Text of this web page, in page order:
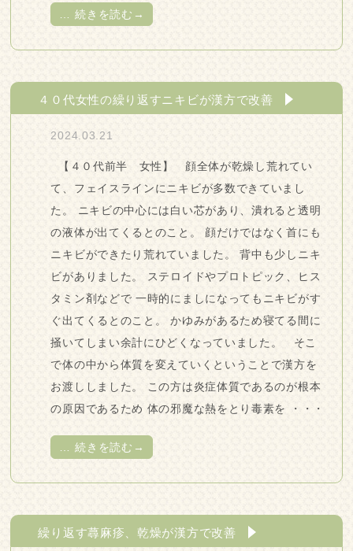
… 続きを読む→
４０代女性の繰り返すニキビが漢方で改善
2024.03.21
【４０代前半 女性】 顔全体が乾燥し荒れてい
て、フェイスラインにニキビが多数できていまし
た。 ニキビの中心には白い芯があり、潰れると透明
の液体が出てくるとのこと。 顔だけではなく首にも
ニキビができたり荒れていました。 背中も少しニキ
ビがありました。 ステロイドやプロトピック、ヒス
タミン剤などで 一時的にましになってもニキビがす
ぐ出てくるとのこと。 かゆみがあるため寝てる間に
掻いてしまい余計にひどくなっていました。 そこ
で体の中から体質を変えていくということで漢方を
お渡ししました。 この方は炎症体質であるのが根本
の原因であるため 体の邪魔な熱をとり毒素を ・・・
… 続きを読む→
繰り返す蕁麻疹、乾燥が漢方で改善